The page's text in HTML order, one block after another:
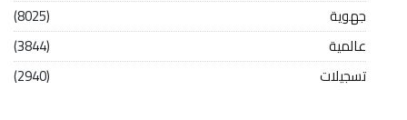
جهوية
(8025)
عالمية
(3844)
تسجيلات
(2940)